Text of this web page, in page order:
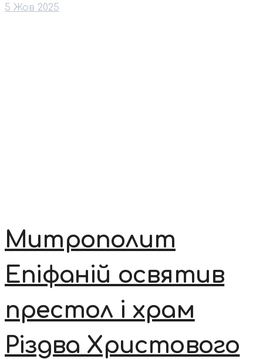
5 Жов 2025
Митрополит
Епіфаній освятив
престол і храм
Різдва Христового